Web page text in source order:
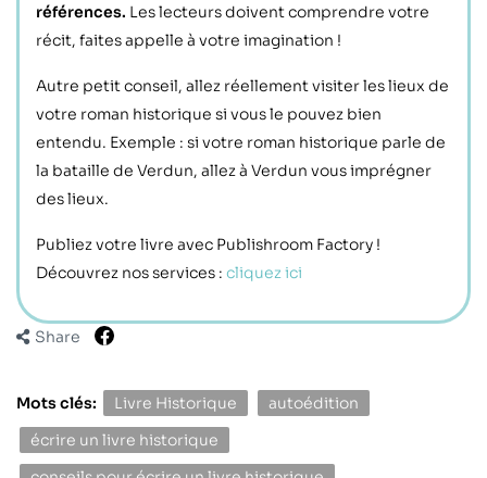
références. Les lecteurs doivent comprendre votre
récit, faites appelle à votre imagination !
Autre petit conseil, allez réellement visiter les lieux de
votre roman historique si vous le pouvez bien
entendu. Exemple : si votre roman historique parle de
la bataille de Verdun, allez à Verdun vous imprégner
des lieux.
Publiez votre livre avec Publishroom Factory !
Découvrez nos services : cliquez ici
Share
Mots clés: Livre Historique
autoédition
écrire un livre historique